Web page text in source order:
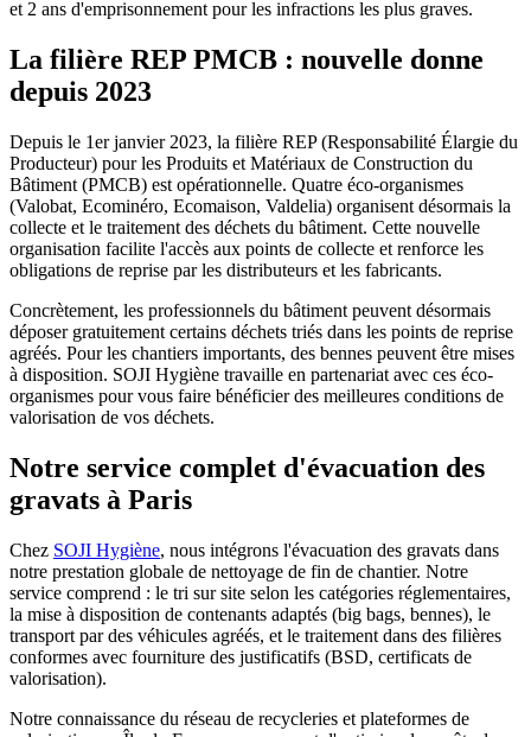
et 2 ans d'emprisonnement pour les infractions les plus graves.
La filière REP PMCB : nouvelle donne
depuis 2023
Depuis le 1er janvier 2023, la filière REP (Responsabilité Élargie du
Producteur) pour les Produits et Matériaux de Construction du
Bâtiment (PMCB) est opérationnelle. Quatre éco-organismes
(Valobat, Ecominéro, Ecomaison, Valdelia) organisent désormais la
collecte et le traitement des déchets du bâtiment. Cette nouvelle
organisation facilite l'accès aux points de collecte et renforce les
obligations de reprise par les distributeurs et les fabricants.
Concrètement, les professionnels du bâtiment peuvent désormais
déposer gratuitement certains déchets triés dans les points de reprise
agréés. Pour les chantiers importants, des bennes peuvent être mises
à disposition. SOJI Hygiène travaille en partenariat avec ces éco-
organismes pour vous faire bénéficier des meilleures conditions de
valorisation de vos déchets.
Notre service complet d'évacuation des
gravats à Paris
Chez SOJI Hygiène, nous intégrons l'évacuation des gravats dans
notre prestation globale de nettoyage de fin de chantier. Notre
service comprend : le tri sur site selon les catégories réglementaires,
la mise à disposition de contenants adaptés (big bags, bennes), le
transport par des véhicules agréés, et le traitement dans des filières
conformes avec fourniture des justificatifs (BSD, certificats de
valorisation).
Notre connaissance du réseau de recycleries et plateformes de